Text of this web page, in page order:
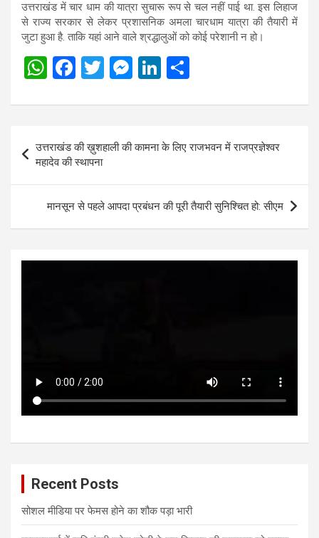
उत्तराखंड में चार धाम की यात्रा सुचारू रूप से चल नहीं पाई था. इस लिहाज
से राज्य सरकार से लेकर प्रशासनिक अमला चारधाम यात्रा की तैयारी में
जुटा हुआ है. ताकि यहां आने वाले श्रद्धालुओं को कोई परेशानी न हो।
W
at
A
p
p
F
ce
b
o
o
k
T
tt
er
M
se
g
er
Li
ke
dI
n
ar
navigation
उत्तराखंड की ख़ुशहाली की कामना के लिए राजभवन में राजप्रज्ञेश्वर
महादेव की स्थापना
मानसून से पहले आपदा प्रबंधन की पूरी तैयारी सुनिश्चित हो: सीएम
Recent Posts
सोशल मीडिया पर फेमस होने का शौक पड़ा भारी